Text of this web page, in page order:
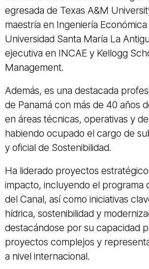
egresada de Texas A&M
maestría en Ingeniería Económica
Universidad Santa María La
ejecutiva en INCAE y Kellogg
Management.
Además, es una destacada
de Panamá con más de 40 años
en áreas técnicas, operativas y
habiendo ocupado el cargo de
y oficial de Sostenibilidad.
Ha liderado proyectos
impacto, incluyendo el programa
del Canal, así como iniciativas
hídrica, sostenibilidad y
destacándose por su capacidad
proyectos complejos y
a nivel internacional.